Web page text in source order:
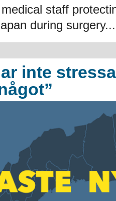
staff
during surgery...
inte